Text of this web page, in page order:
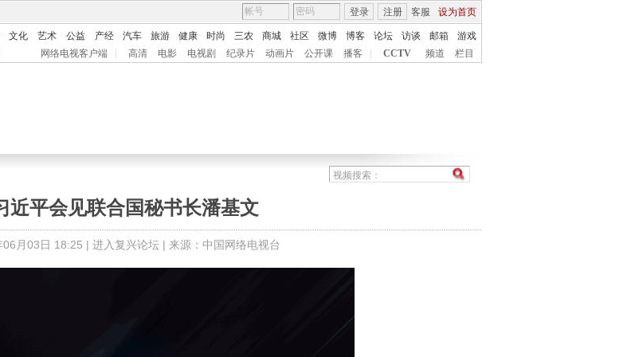
客服 设为首页
登录 注册
文化 艺术 公益 产经 汽车 旅游 健康 时尚 三农 商城 社区 微博 博客 论坛 访谈 邮箱
游戏
网络电视客户端 高清 电影 电视剧 纪录片 动画片 公开课 播客 CCTV 频道 栏目
近平会见联合国秘书长潘基文
月03日 18:25 | 进入复兴论坛 | 来源：中国网络电视台